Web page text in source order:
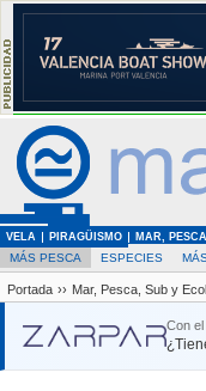
VELA PIRAGÜISMO MAR,
MÁS PESCA ESPECIES
Portada ›› Mar, Pesca, Sub y
Con